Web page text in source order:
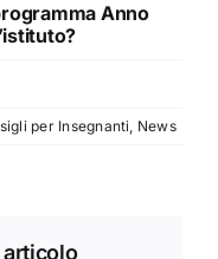
Anno
per Insegnanti, News